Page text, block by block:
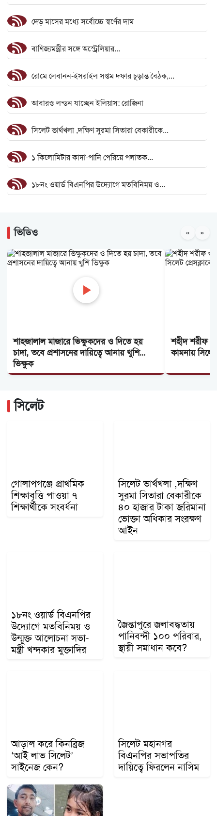
দেড় মাসের মধ্যে সর্বোচ্চে স্বর্ণের দাম
বাণিজ্যমন্ত্রীর সঙ্গে অস্ট্রেলিয়ার...
রোমে লেবানন-ইসরাইল সপ্তম দফার চূড়ান্ত বৈঠক,...
আবারও লন্ডন যাচ্ছেন ইলিয়াস: রোজিনা
সিলেট ভার্থখলা ,দক্ষিণ সুরমা সিতারা বেকারীকে...
১ কিলোমিটার কাদা-পানি পেরিয়ে পলাতক...
১৮নং ওয়ার্ড বিএনপির উদ্যোগে মতবিনিময় ও...
দাবি আদায় না হওয়া পর্যন্ত আন্দোলন চলবে:...
ফ্যামিলি কার্ডের আনুষ্ঠানিক উদ্বোধন ১৬ আগস্ট
২৫ কোটি টাকার ৫ সেতুর কাজ অনিশ্চিত
জৈন্তাপুরে জলাবদ্ধতায় পানিবন্দী ১০০ পরিবার,...
আড়াল করে কিনব্রিজ ‘আই লাভ সিলেট’ সাইনেজ...
সিলেট মহানগর বিএনপির সভাপতির দায়িত্বে ফিরলেন...
ভিডিও « »
শাহজালাল মাজারে ভিক্ষুকদের ও দিতে হয়
চাদা, তবে প্রশাসনের দায়িত্বে আনায় খুশি
ভিক্ষুক
শহীদ শরীফ
কামনায়
সিলেট
গোলাপগঞ্জে প্রাথমিক
শিক্ষাবৃত্তি পাওয়া ৭
শিক্ষার্থীকে সংবর্ধনা
সিলেট ভার্থখলা ,দক্ষিণ
সুরমা সিতারা বেকারীকে
৪০ হাজার টাকা জরিমানা
ভোক্তা অধিকার সংরক্ষণ
আইন
১৮নং ওয়ার্ড বিএনপির
উদ্যোগে মতবিনিময় ও
উন্মুক্ত আলোচনা সভা-
মন্ত্রী খন্দকার মুক্তাদির
জৈন্তাপুরে জলাবদ্ধতায়
পানিবন্দী ১০০ পরিবার,
স্থায়ী সমাধান কবে?
আড়াল করে কিনব্রিজ
‘আই লাভ সিলেট’
সাইনেজ কেন?
সিলেট মহানগর
বিএনপির সভাপতির
দায়িত্বে ফিরলেন নাসিম